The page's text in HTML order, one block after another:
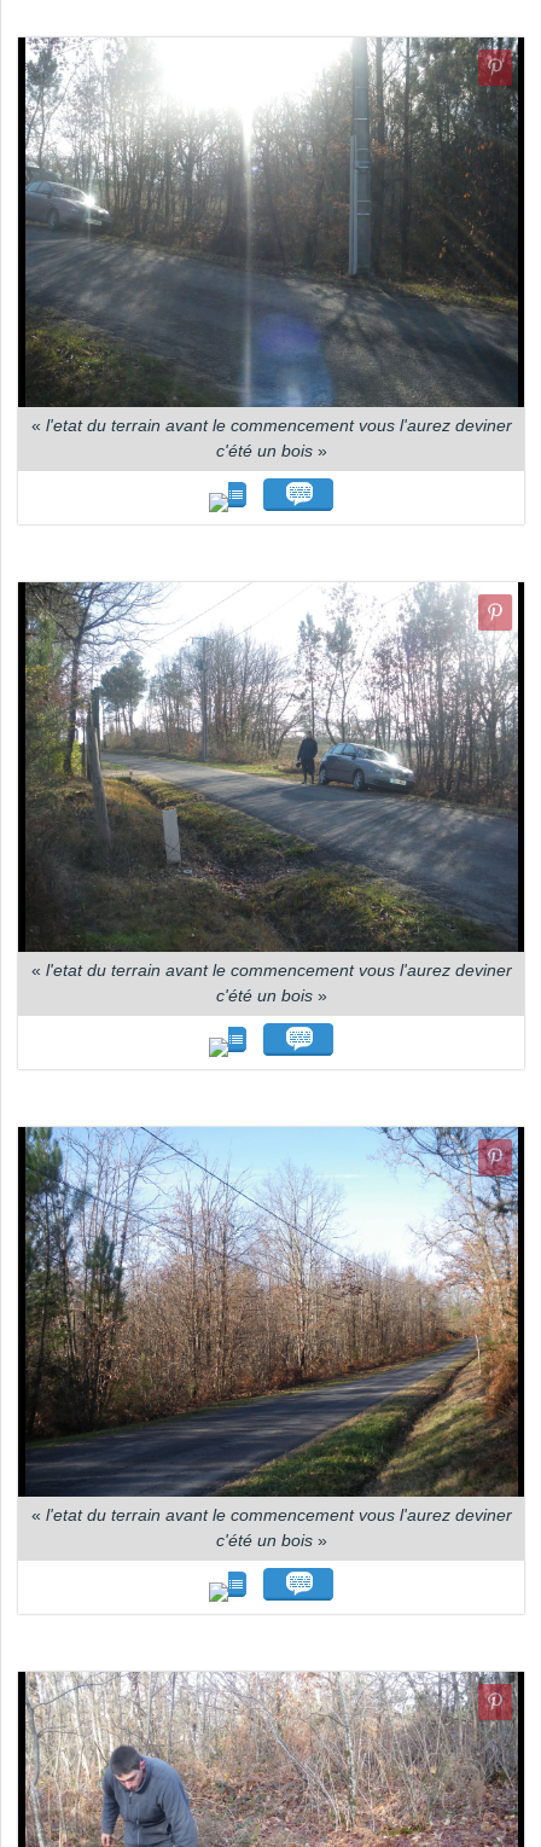
« l'etat du terrain avant le commencement vous l'aurez deviner
c'été un bois»
« l'etat du terrain avant le commencement vous l'aurez deviner
c'été un bois»
« l'etat du terrain avant le commencement vous l'aurez deviner
c'été un bois»